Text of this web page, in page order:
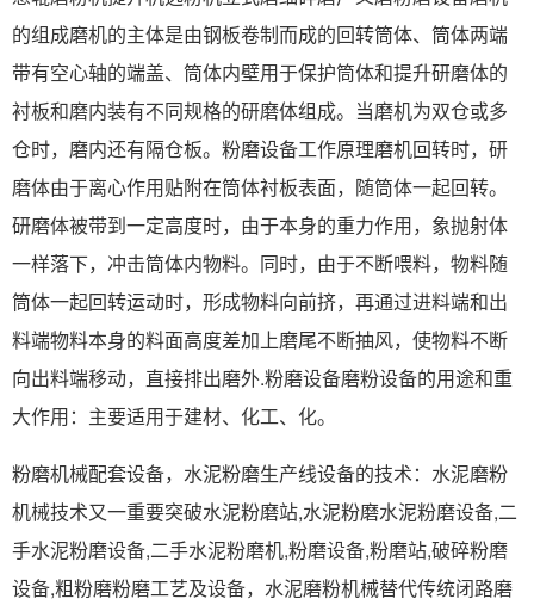
的组成磨机的主体是由钢板卷制而成的回转筒体、筒体两端
带有空心轴的端盖、筒体内壁用于保护筒体和提升研磨体的
衬板和磨内装有不同规格的研磨体组成。当磨机为双仓或多
仓时，磨内还有隔仓板。粉磨设备工作原理磨机回转时，研
磨体由于离心作用贴附在筒体衬板表面，随筒体一起回转。
研磨体被带到一定高度时，由于本身的重力作用，象抛射体
一样落下，冲击筒体内物料。同时，由于不断喂料，物料随
筒体一起回转运动时，形成物料向前挤，再通过进料端和出
料端物料本身的料面高度差加上磨尾不断抽风，使物料不断
向出料端移动，直接排出磨外.粉磨设备磨粉设备的用途和重
大作用：主要适用于建材、化工、化。
粉磨机械配套设备，水泥粉磨生产线设备的技术：水泥磨粉
机械技术又一重要突破水泥粉磨站,水泥粉磨水泥粉磨设备,二
手水泥粉磨设备,二手水泥粉磨机,粉磨设备,粉磨站,破碎粉磨
设备,粗粉磨粉磨工艺及设备，水泥磨粉机械替代传统闭路磨